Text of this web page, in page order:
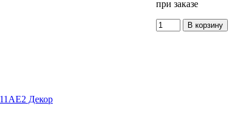
при заказе